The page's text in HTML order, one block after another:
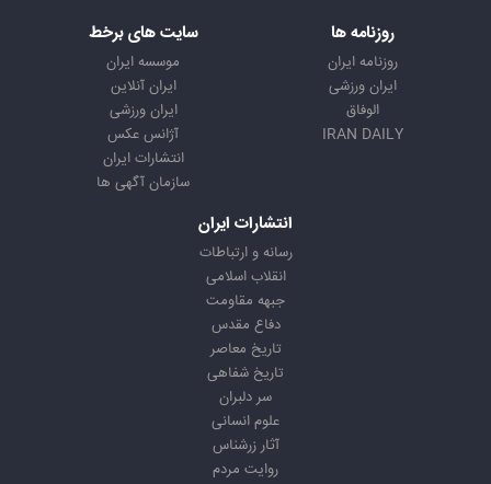
روزنامه ها
روزنامه ایران
ایران ورزشی
الوفاق
IRAN DAILY
سایت های برخط
موسسه ایران
ایران آنلاین
ایران ورزشی
آژانس عکس
انتشارات ایران
سازمان آگهی ها
انتشارات ایران
رسانه و ارتباطات
انقلاب اسلامی
جبهه مقاومت
دفاع مقدس
تاریخ معاصر
تاریخ شفاهی
سر دلبران
علوم انسانی
آثار زرشناس
روایت مردم